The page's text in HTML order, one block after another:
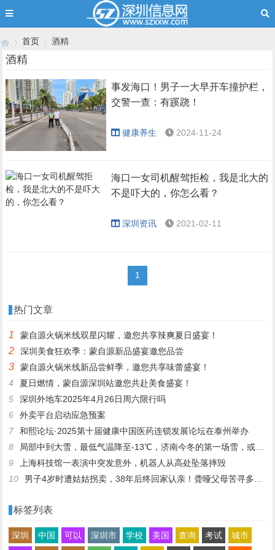
›
首页
›
酒精
酒精
事发海口！男子一大早开车撞护栏，
交警一查：有蹊跷！
健康养生 2024-11-24
海口一女司机醒驾拒检，我是北大的
不是吓大的，你怎么看？
深圳资讯 2021-02-11
1
热门文章
1 蒙自源火锅米线双星闪耀，邀您共享辣爽夏日盛宴！
2 深圳美食狂欢季：蒙自源新品盛宴邀您品尝
3
蒙自源火锅米线新品尝鲜季，邀您共享味蕾盛宴！
4
夏日燃情，蒙自源深圳站邀您共赴美食盛宴！
5
深圳外地车2025年4月26日周六限行吗
6
外卖平台启动应急预案
7
和熙论坛·2025第十届健康中国医药连锁发展论坛在泰州举办
8
局部中到大雪，最低气温降至-13℃，济南今冬的第一场雪，或跟去年同一时间！
9
上海科技馆一表演中突发意外，机器人从高处坠落摔毁
10
男子4岁时遭姑姑拐卖，38年后终回家认亲！聋哑父母苦寻多年，母亲已抱憾离世丨红星寻人
标签列表
深圳 中国 可以 深圳市 学校 美国 查询 考试
城市